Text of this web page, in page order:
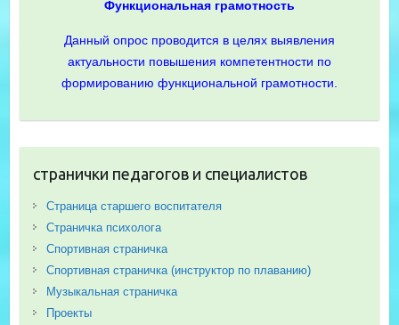
Функциональная грамотность
Данный опрос проводится в целях выявления
актуальности повышения компетентности по
формированию функциональной грамотности.
странички педагогов и специалистов
Страница старшего воспитателя
Страничка психолога
Спортивная страничка
Спортивная страничка (инструктор по плаванию)
Музыкальная страничка
Проекты